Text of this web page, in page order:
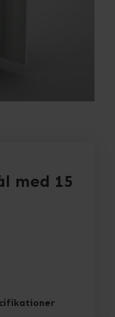
med 15